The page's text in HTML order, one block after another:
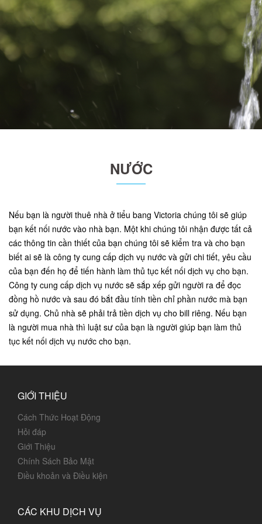
NƯỚC
Nếu bạn là người thuê nhà ở tiểu bang Victoria chúng tôi sẽ giúp
bạn kết nối nước vào nhà bạn. Một khi chúng tôi nhận được tất cả
các thông tin cần thiết của bạn chúng tôi sẽ kiểm tra và cho bạn
biết ai sẽ là công ty cung cấp dịch vụ nước và gửi chi tiết, yêu cầu
của bạn đến họ để tiến hành làm thủ tục kết nối dịch vụ cho bạn.
Công ty cung cấp dịch vụ nước sẽ sắp xếp gửi người ra để đọc
đồng hồ nước và sau đó bắt đầu tính tiền chỉ phần nước mà bạn
sử dụng. Chủ nhà sẽ phải trả tiền dịch vụ cho bill riêng. Nếu bạn
là người mua nhà thì luật sư của bạn là người giúp bạn làm thủ
tục kết nối dịch vụ nước cho bạn.
GIỚI THIỆU
Cách Thức Hoạt Động
Hỏi đáp
Giới Thiệu
Chính Sách Bảo Mật
Điều khoản và Điều kiện
CÁC KHU DỊCH VỤ